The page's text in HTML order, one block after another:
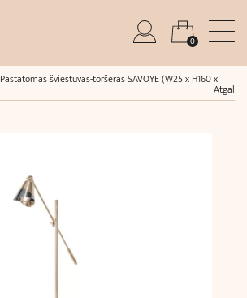
0
Pastatomas šviestuvas-toršeras SAVOYE (W25 x H160 x
Atgal